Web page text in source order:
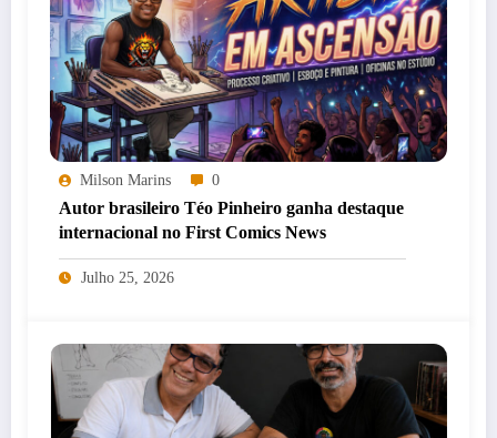
Milson Marins 0
Autor brasileiro Téo Pinheiro ganha destaque
internacional no First Comics News
Julho 25, 2026